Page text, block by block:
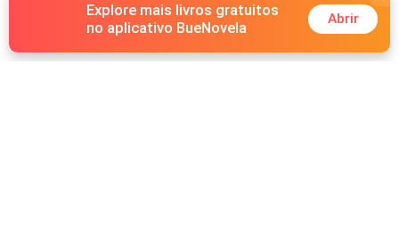
Explore mais livros gratuitos
no aplicativo BueNovela
Abrir